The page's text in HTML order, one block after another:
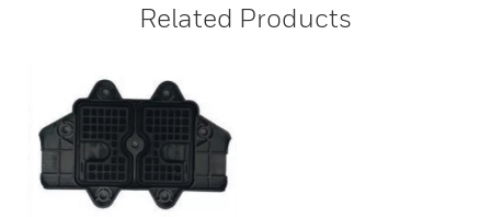
Related Products